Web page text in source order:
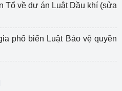
Tổ về dự án Luật Dầu khí (sửa
phổ biến Luật Bảo vệ quyền